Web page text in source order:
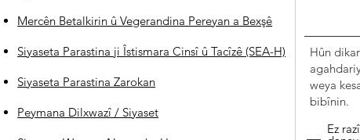
Mercên Betalkirin û Vegerandina Pereyan a Bexşê
Siyaseta Parastina ji Îstismara Cinsî û Tacîzê (SEA-H)
Siyaseta Parastina Zarokan
Peymana Dilxwazî / Siyaset
Hûn
weya
bibînin.
Ez